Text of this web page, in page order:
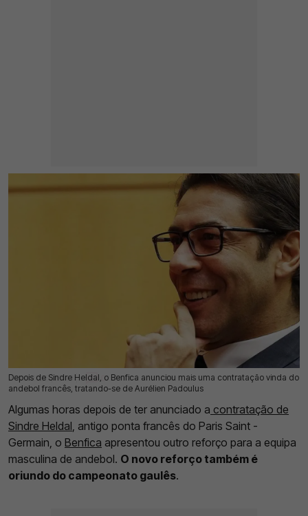
Depois de Sindre Heldal, o Benfica anunciou mais uma contratação vinda do
andebol francês, tratando-se de Aurélien Padoulus
21 Jul 2026 | 16:43 | 0
Algumas horas depois de ter anunciado a contratação de
Sindre Heldal, antigo ponta francês do Paris Saint -
Germain, o Benfica apresentou outro reforço para a equipa
masculina de andebol. O novo reforço também é
oriundo do campeonato gaulês.